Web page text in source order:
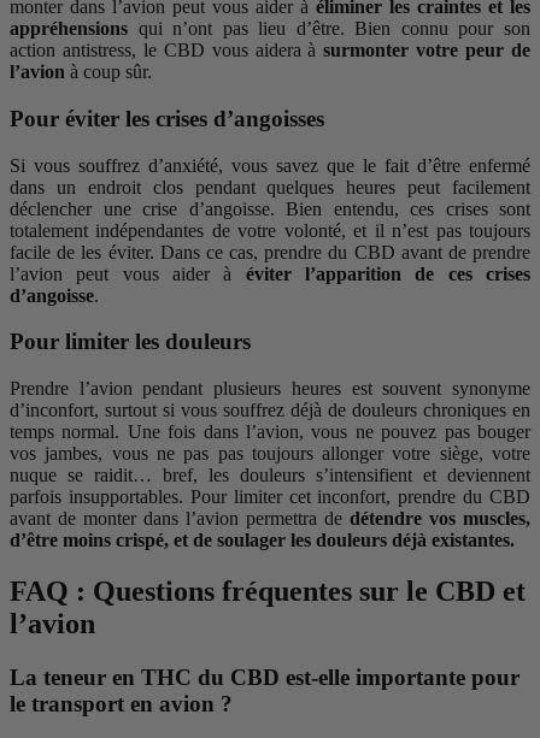
monter dans l’avion peut vous aider à éliminer les craintes et les
appréhensions qui n’ont pas lieu d’être. Bien connu pour son
action antistress, le CBD vous aidera àsurmonter votre peur de
l’avion à coup sûr.
Pour éviter les crises d’angoisses
Si vous souffrez d’anxiété, vous savez que le fait d’être enfermé
dans un endroit clos pendant quelques heures peut facilement
déclencher une crise d’angoisse. Bien entendu, ces crises sont
totalement indépendantes de votre volonté, et il n’est pas toujours
facile de les éviter. Dans ce cas, prendre du CBD avant de prendre
l’avion peut vous aider à éviter l’apparition de ces crises
d’angoisse.
Pour limiter les douleurs
Prendre l’avion pendant plusieurs heures est souvent synonyme
d’inconfort, surtout si vous souffrez déjà de douleurs chroniques en
temps normal. Une fois dans l’avion, vous ne pouvez pas bouger
vos jambes, vous ne pas pas toujours allonger votre siège, votre
nuque se raidit… bref, les douleurs s’intensifient et deviennent
parfois insupportables. Pour limiter cet inconfort, prendre du CBD
avant de monter dans l’avion permettra de détendre vos muscles,
d’être moins crispé, et de soulager les douleurs déjà existantes.
FAQ : Questions fréquentes sur le CBD et
l’avion
La teneur en THC du CBD est-elle importante pour
le transport en avion ?